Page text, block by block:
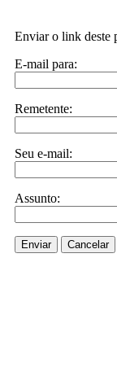
Enviar o link deste
E-mail para:
Remetente:
Seu e-mail:
Assunto:
Enviar Cancelar